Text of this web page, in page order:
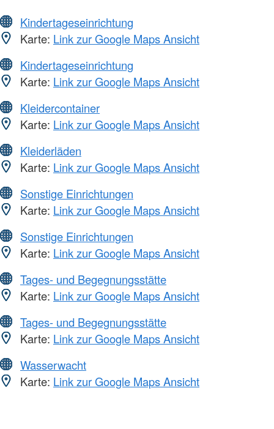
Kindertageseinrichtung
Karte: Link zur Google Maps Ansicht
Kindertageseinrichtung
Karte: Link zur Google Maps Ansicht
Kleidercontainer
Karte: Link zur Google Maps Ansicht
Kleiderläden
Karte: Link zur Google Maps Ansicht
Sonstige Einrichtungen
Karte: Link zur Google Maps Ansicht
Sonstige Einrichtungen
Karte: Link zur Google Maps Ansicht
Tages- und Begegnungsstätte
Karte: Link zur Google Maps Ansicht
Tages- und Begegnungsstätte
Karte: Link zur Google Maps Ansicht
Wasserwacht
Karte: Link zur Google Maps Ansicht